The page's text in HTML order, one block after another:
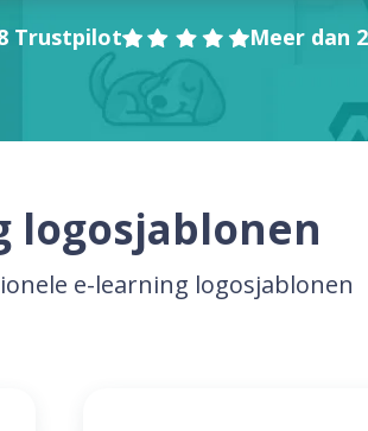
Trustpilot Meer dan
logosjablonen
e-learning logosjablonen